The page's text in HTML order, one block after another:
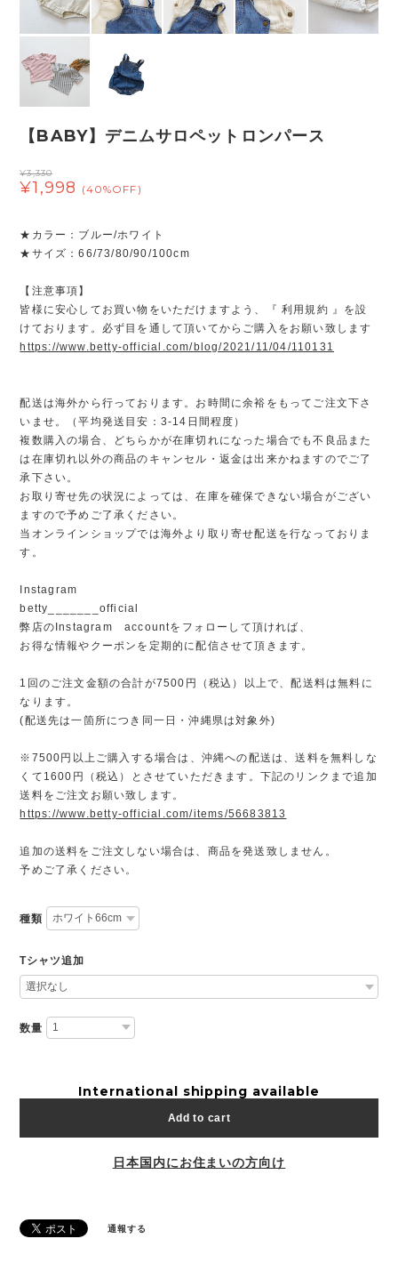
【BABY】デニムサロペットロンパース
¥3,330
¥1,998 (40%OFF)
★カラー：ブルー/ホワイト
★サイズ：66/73/80/90/100cm
【注意事項】
皆様に安心してお買い物をいただけますよう、『 利用規約 』を設
けております。必ず目を通して頂いてからご購入をお願い致します
https://www.betty-official.com/blog/2021/11/04/110131
配送は海外から行っております。お時間に余裕をもってご注文下さ
いませ。（平均発送目安：3-14日間程度）
複数購入の場合、どちらかが在庫切れになった場合でも不良品また
は在庫切れ以外の商品のキャンセル・返金は出来かねますのでご了
承下さい。
お取り寄せ先の状況によっては、在庫を確保できない場合がござい
ますので予めご了承ください。
当オンラインショップでは海外より取り寄せ配送を行なっておりま
す。
Instagram
betty_______official
弊店のInstagram accountをフォローして頂ければ、
お得な情報やクーポンを定期的に配信させて頂きます。
1回のご注文金額の合計が7500円（税込）以上で、配送料は無料に
なります。
(配送先は一箇所につき同一日・沖縄県は対象外)
※7500円以上ご購入する場合は、沖縄への配送は、送料を無料しな
くて1600円（税込）とさせていただきます。下記のリンクまで追加
送料をご注文お願い致します。
https://www.betty-official.com/items/56683813
追加の送料をご注文しない場合は、商品を発送致しません。
予めご了承ください。
種類
Tシャツ追加
数量
International shipping available
Add to cart
日本国内にお住まいの方向け
通報する